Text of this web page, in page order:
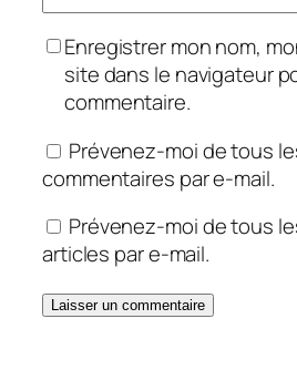
Enregistrer mon nom,
site dans le navigateur
commentaire.
Prévenez-moi de tous
commentaires par e-mail.
Prévenez-moi de tous
articles par e-mail.